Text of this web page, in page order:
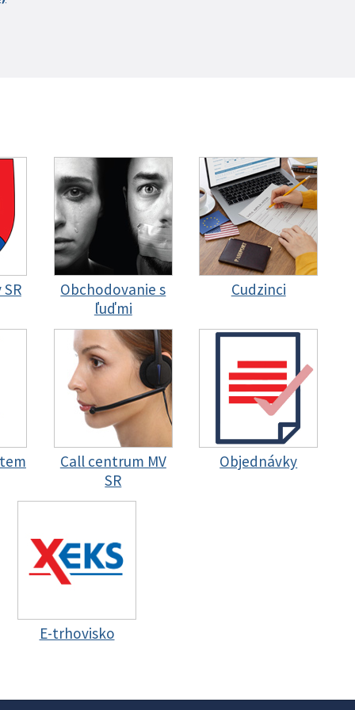
Obchodovanie s
ľuďmi
Cudzinci
Call centrum MV
SR
Objednávky
E-trhovisko